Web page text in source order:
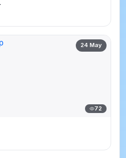
24 May
72